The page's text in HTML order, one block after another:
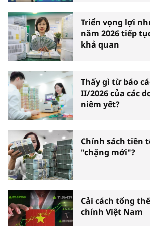
Triển vọng lợi
năm 2026 tiếp
khả quan
Thấy gì từ báo
II/2026 của các
niêm yết?
Chính sách tiền
"chặng mới"?
Cải cách tổng
chính Việt Nam